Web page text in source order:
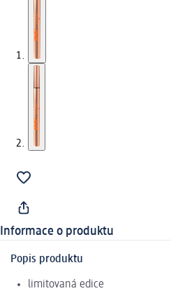
Informace o produktu
Popis produktu
limitovaná edice